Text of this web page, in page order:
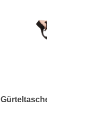
Gürteltasche Mart